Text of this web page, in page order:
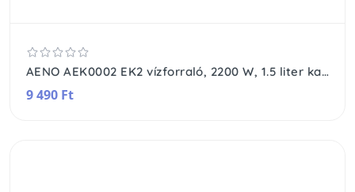
AENO AEK0002 EK2 vízforraló, 2200 W, 1.5 liter kapacitás, dupla falú, LED kijelzés, fehér
9 490 Ft